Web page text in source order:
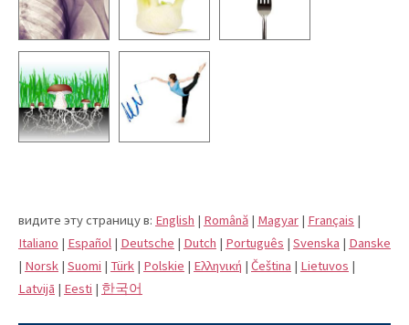
видите эту страницу в: English | Română | Magyar | Français |
Italiano | Español | Deutsche | Dutch | Português | Svenska | Danske
| Norsk | Suomi | Türk | Polskie | Eλληνική | Čeština | Lietuvos |
Latvijā | Eesti | 한국어